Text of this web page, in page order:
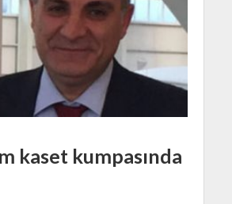
kaset kumpasında